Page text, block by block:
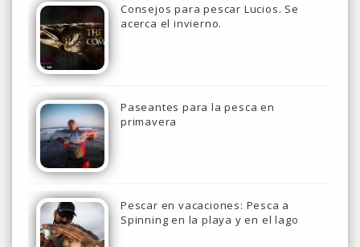
Consejos para pescar Lucios. Se
acerca el invierno.
Paseantes para la pesca en
primavera
Pescar en vacaciones: Pesca a
Spinning en la playa y en el lago